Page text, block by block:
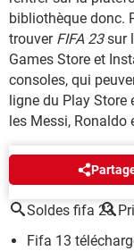
bibliothèque donc.
trouverFIFA 23sur
Games Store et
consoles, qui
ligne du Play
les Messi,
AUTOUR DU
Soldes fifa 23
Fifa 13